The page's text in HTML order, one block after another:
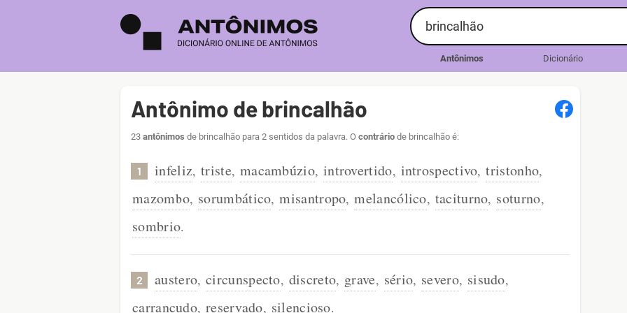
Antônimos Dicionário
Antônimo de brincalhão
23 antônimos de brincalhão para 2 sentidos da palavra. O contrário de brincalhão é:
1 infeliz, triste, macambúzio, introvertido, introspectivo, tristonho,
mazombo, sorumbático, misantropo, melancólico, taciturno, soturno,
sombrio.
2 austero, circunspecto, discreto, grave, sério, severo, sisudo,
carrancudo, reservado, silencioso.